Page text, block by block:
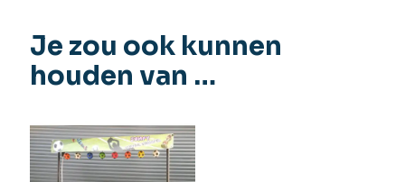
Je zou ook kunnen
houden van …